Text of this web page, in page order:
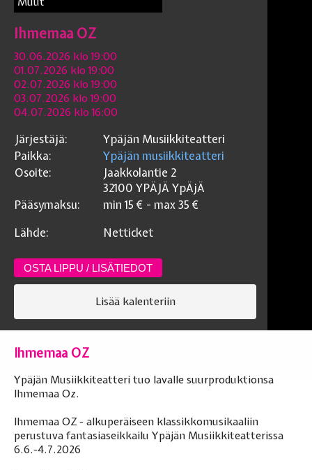
Ihmemaa OZ
30.06.2026 klo 19:00
01.07.2026 klo 19:00
02.07.2026 klo 19:00
03.07.2026 klo 19:00
04.07.2026 klo 16:00
Järjestäjä:
Ypäjän Musiikkiteatteri
Paikka:
Ypäjän musiikkiteatteri
Osoite:
Jaakkolantie 2
32100 YPÄJÄ YpÄjÄ
Pääsymaksu:
min 15 € - max35 €
Lähde:
Netticket
OSTA LIPPU / LISÄTIEDOT
Lisää kalenteriin
Ihmemaa OZ
Ypäjän Musiikkiteatteri tuo lavalle suurproduktionsa
Ihmemaa Oz.
Ihmemaa OZ - alkuperäiseen klassikkomusikaaliin
perustuva fantasiaseikkailu Ypäjän Musiikkiteatterissa
6.6.-4.7.2026